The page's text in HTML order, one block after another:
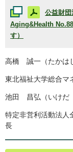
公益財
Aging&Health
す）
高橋 誠一（たかは
東北福祉大学総合マ
池田 昌弘（いけだ
特定非営利活動法人
長